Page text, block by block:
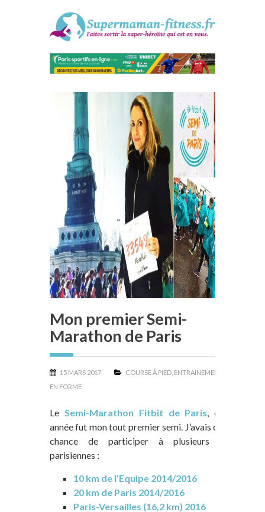
Mon premier Semi-
Marathon de Paris
15 MARS 2017 COURSE À PIED ENTRAINEMENT
EN FORME
Le Semi-Marathon Fitbit de Paris , de cette
année fut mon tout premier semi. J’avais déjà eu la
chance de participer à plusieurs courses
parisiennes :
10 km de l’Equipe 2014/2016
20 km de Paris 2014/2016
Paris-Versailles (16,2 km) 2016